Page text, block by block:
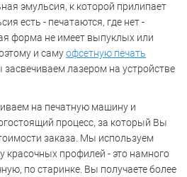
эмульсия, к которой прилипает
есть - печатаются, где нет -
форма не имеет выпуклых или
и самуофсетную печать
лазером на устройстве
на печатную машину и
процесс, за который Вы
заказа. Мы используем
красочных профилей - это намного
по старинке. Вы получаете более